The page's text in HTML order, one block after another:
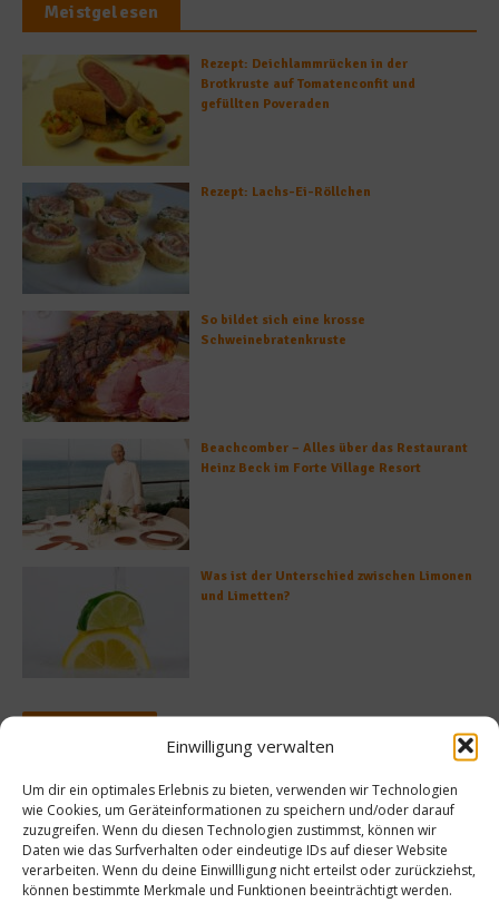
Einwilligung verwalten
Um dir ein optimales Erlebnis zu bieten, verwenden wir Technologien
wie Cookies, um Geräteinformationen zu speichern und/oder darauf
zuzugreifen. Wenn du diesen Technologien zustimmst, können wir
Daten wie das Surfverhalten oder eindeutige IDs auf dieser Website
verarbeiten. Wenn du deine Einwillligung nicht erteilst oder zurückziehst,
können bestimmte Merkmale und Funktionen beeinträchtigt werden.
Meistgelesen
Rezept: Deichlammrücken in der
Brotkruste auf Tomatenconfit und
gefüllten Poveraden
Rezept: Lachs-Ei-Röllchen
So bildet sich eine krosse
Schweinebratenkruste
Beachcomber – Alles über das Restaurant
Heinz Beck im Forte Village Resort
Was ist der Unterschied zwischen Limonen
und Limetten?
und
Kochen & Rezepte
Rezept der